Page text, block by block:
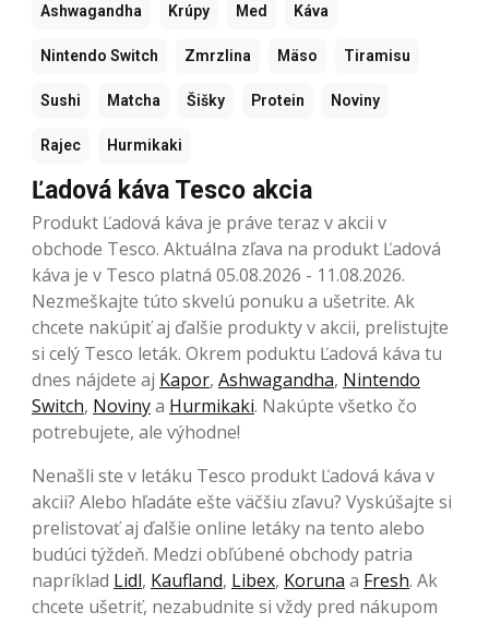
Ashwagandha Krúpy Med Káva
Nintendo Switch Zmrzlina Mäso Tiramisu
Sushi Matcha Šišky Protein Noviny
Rajec Hurmikaki
Ľadová káva Tesco akcia
Produkt Ľadová káva je práve teraz v akcii v
obchode Tesco. Aktuálna zľava na produkt Ľadová
káva je v Tesco platná 05.08.2026 - 11.08.2026.
Nezmeškajte túto skvelú ponuku a ušetrite. Ak
chcete nakúpiť aj ďalšie produkty v akcii, prelistujte
si celý Tesco leták. Okrem poduktu Ľadová káva tu
dnes nájdete aj Kapor, Ashwagandha, Nintendo
Switch, Novinya Hurmikaki. Nakúpte všetko čo
potrebujete, ale výhodne!
Nenašli ste v letáku Tesco produkt Ľadová káva v
akcii? Alebo hľadáte ešte väčšiu zľavu? Vyskúšajte si
prelistovať aj ďalšie online letáky na tento alebo
budúci týždeň. Medzi obľúbené obchody patria
napríklad Lidl, Kaufland, Libex, Koruna a Fresh. Ak
chcete ušetriť, nezabudnite si vždy pred nákupom